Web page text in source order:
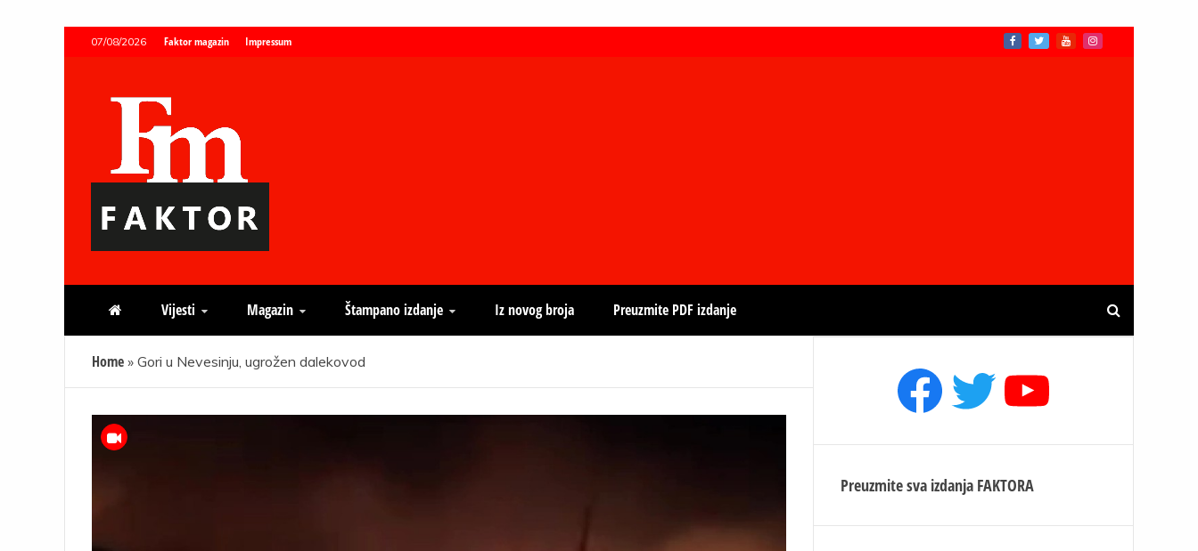
07/08/2026 Faktor magazin Impressum
Faktor magazin
Vijesti Magazin Štampano izdanje Iz novog broja Preuzmite PDF izdanje
Home » Gori u Nevesinju, ugrožen dalekovod Facebook
TwitterYouTube
Preuzmite sva izdanja FAKTORA